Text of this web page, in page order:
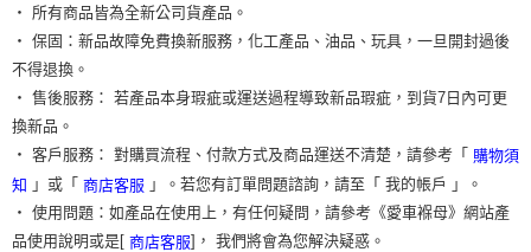
‧ 所有商品皆為全新公司貨產品。
‧ 保固：新品故障免費換新服務，化工產品、油品、玩具，一旦開封過後
不得退換。
‧ 售後服務： 若產品本身瑕疵或運送過程導致新品瑕疵，到貨7日內可更
換新品。
‧ 客戶服務： 對購買流程、付款方式及商品運送不清楚，請參考「 購物須
知 」或「 商店客服 」。若您有訂單問題諮詢，請至「 我的帳戶 」。
‧ 使用問題：如產品在使用上，有任何疑問，請參考《愛車褓母》網站產
品使用說明或是[ 商店客服]， 我們將會為您解決疑惑。